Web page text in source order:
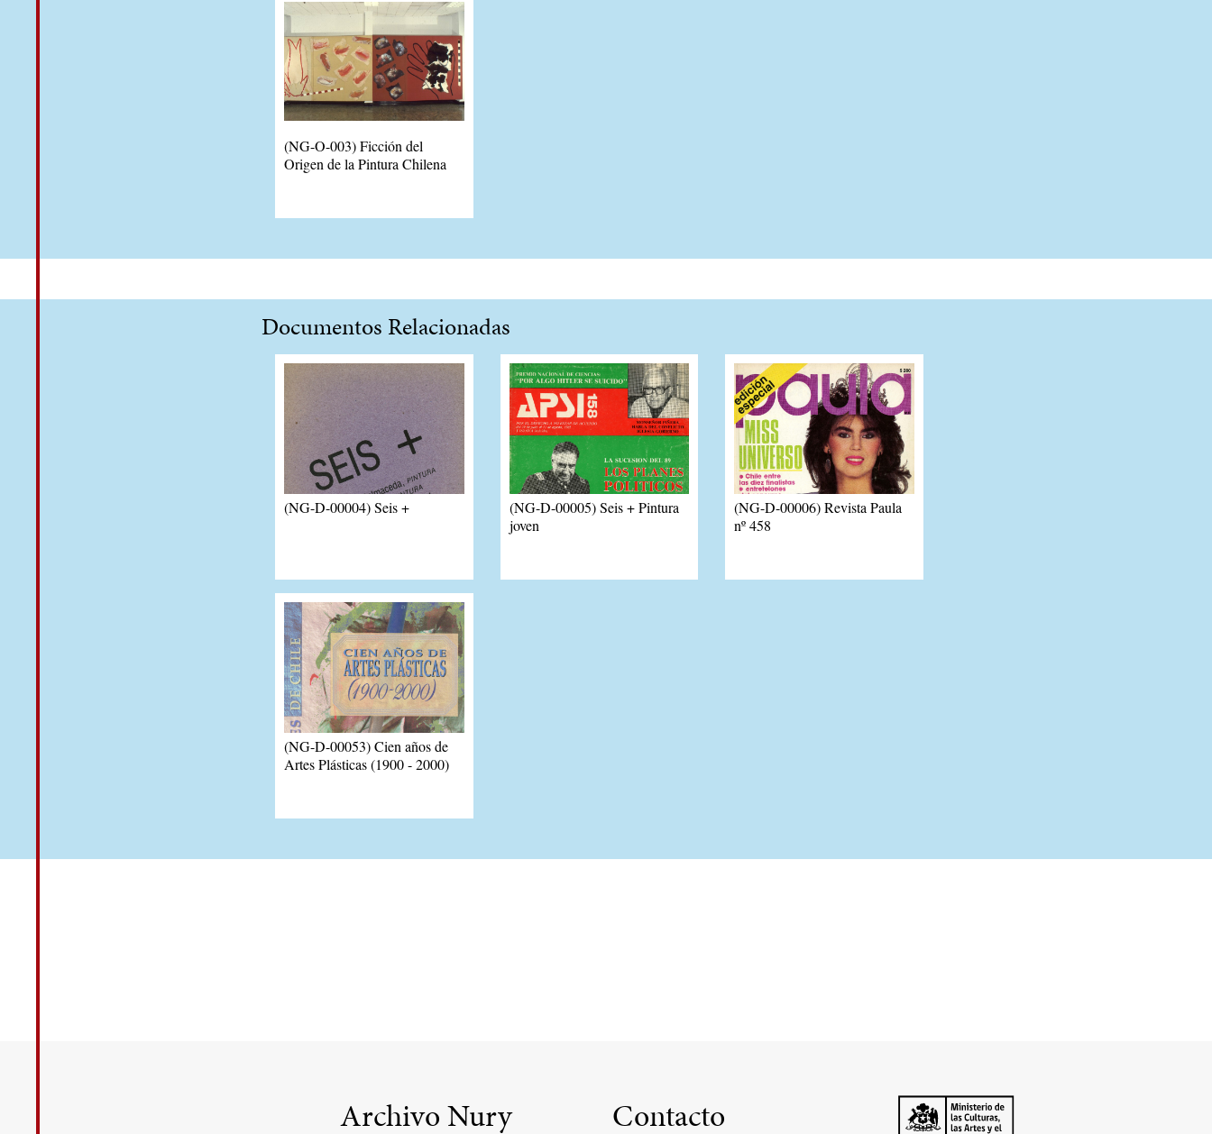
(NG-O-003) Ficción del
Origen de la Pintura Chilena
Documentos Relacionadas
(NG-D-00004) Seis +
(NG-D-00005) Seis + Pintura
joven
(NG-D-00006) Revista Paula
nº 458
(NG-D-00053) Cien años de
Artes Plásticas (1900 - 2000)
Archivo Nury Contacto